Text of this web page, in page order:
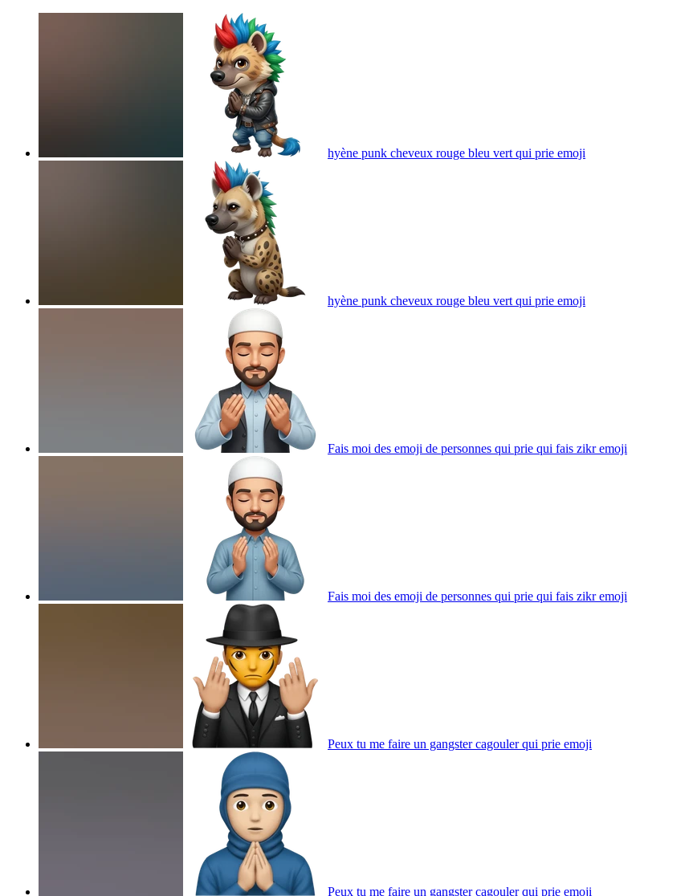
hyène punk cheveux rouge bleu vert qui prie emoji
hyène punk cheveux rouge bleu vert qui prie emoji
Fais moi des emoji de personnes qui prie qui fais zikremoji
Fais moi des emoji de personnes qui prie qui fais zikremoji
Peux tu me faire un gangster cagouler qui prie emoji
Peux tu me faire un gangster cagouler qui prie emoji